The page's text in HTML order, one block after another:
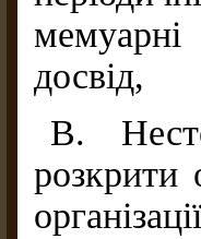
досвід,
В.
розкрити